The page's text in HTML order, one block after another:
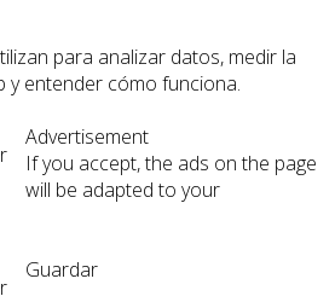
para analizar datos, medir la
y entender cómo funciona.
Advertisement
If you accept, the ads on the page
will be adapted to your
Guardar